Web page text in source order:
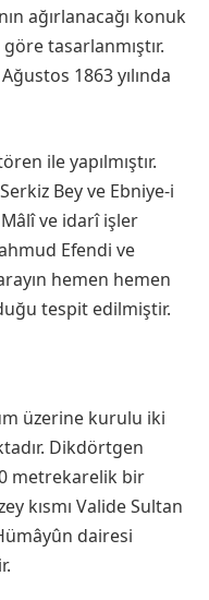
ağırlanacağı konuk
tasarlanmıştır.
1863 yılında
ile yapılmıştır.
Bey ve Ebniye-i
ve idarî işler
Efendi ve
hemen hemen
tespit edilmiştir.
üzerine kurulu iki
Dikdörtgen
metrekarelik bir
kısmı Valide Sultan
dairesi